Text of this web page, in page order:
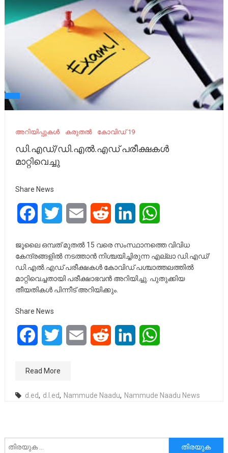
അറിയിപ്പുകൾ കരുതൽ കോവിഡ് 19
ഡി.എഡ്/ഡി.എൽ.എഡ് പരീക്ഷകൾ
മാറ്റിവെച്ചു
Share News
FacebookTwitter Email Reddit LinkedIn
ജൂലൈ ഒമ്പത് മുതൽ 15 വരെ സംസ്ഥാനത്തെ വിവിധ
കേന്ദ്രങ്ങളിൽ നടത്താൻ നിശ്ചയിച്ചിരുന്ന എല്ലാ ഡി.എഡ്/
ഡി.എൽ.എഡ് പരീക്ഷകൾ കോവിഡ് പശ്ചാത്തലത്തിൽ
മാറ്റിവെച്ചതായി പരീക്ഷാഭവൻ അറിയിച്ചു. പുതുക്കിയ
തീയതികൾ പിന്നീട് അറിയിക്കും.
Share News
FacebookTwitter Email Reddit LinkedIn
Read More
d.ed, d.l.ed, Nammude Naadu, Nammude Naadu News
അനേഷിക്കുക